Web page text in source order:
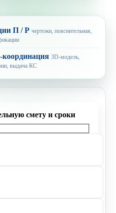
П / Р чертежи, пояснительная,
3D-модель,
выдача КС